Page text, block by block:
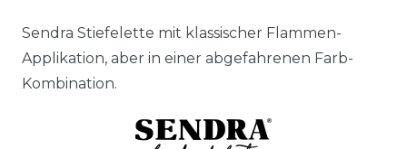
Sendra Stiefelette mit klassischer Flammen-
Applikation, aber in einer abgefahrenen Farb-
Kombination.